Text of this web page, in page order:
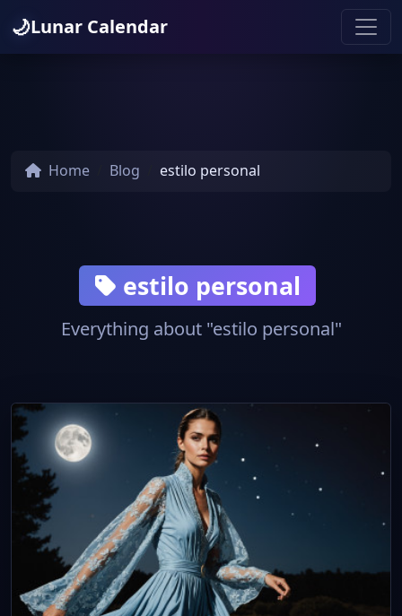
🌙Lunar Calendar
Home Blog estilo personal
estilo personal
Everything about "estilo personal"